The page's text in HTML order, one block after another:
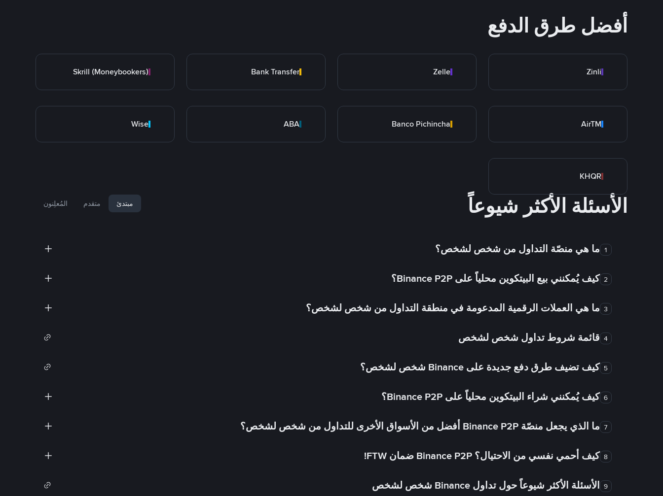
أفضل طرق الدفع
Zinli
Zelle
Bank Transfer
Skrill (Moneybookers)
AirTM
Banco Pichincha
ABA
Wise
KHQR
الأسئلة الأكثر شيوعاً مبتدئ متقدم المُعلِنون
1 ما هي منصّة التداول من شخص لشخص؟
2 كيف يُمكنني بيع البيتكوين محلياً على Binance P2P؟
3 ما هي العملات الرقمية المدعومة في منطقة التداول من شخص لشخص؟
4 قائمة شروط تداول شخص لشخص
5 كيف تضيف طرق دفع جديدة على Binance شخص لشخص؟
6 كيف يُمكنني شراء البيتكوين محلياً على Binance P2P؟
7 ما الذي يجعل منصّة Binance P2P أفضل من الأسواق الأخرى للتداول من شخص لشخص؟
8 كيف أحمي نفسي من الاحتيال؟ Binance P2P ضمان FTW!
9 الأسئلة الأكثر شيوعاً حول تداول Binance شخص لشخص